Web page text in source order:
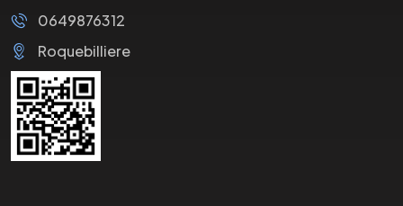
0649876312
Roquebilliere